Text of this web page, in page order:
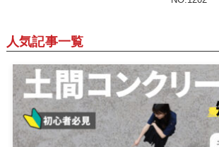
人気記事一覧